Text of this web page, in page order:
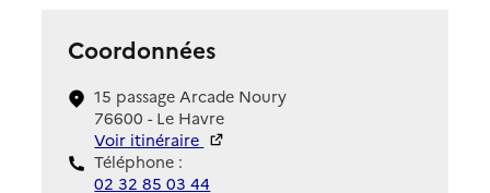
Coordonnées
15 passage Arcade Noury
76600 - Le Havre
Voir itinéraire
Téléphone :
02 32 85 03 44